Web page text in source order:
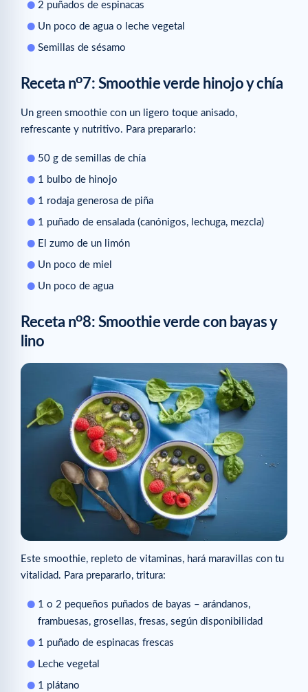
2 puñados de espinacas
Un poco de agua o leche vegetal
Semillas de sésamo
Receta no7: Smoothie verde hinojo y chía
Un green smoothie con un ligero toque anisado,
refrescante y nutritivo. Para prepararlo:
50 g de semillas de chía
1 bulbo de hinojo
1 rodaja generosa de piña
1 puñado de ensalada (canónigos, lechuga, mezcla)
El zumo de un limón
Un poco de miel
Un poco de agua
Receta no8: Smoothie verde con bayas y
lino
Este smoothie, repleto de vitaminas, hará maravillas con tu
vitalidad. Para prepararlo, tritura:
1 o 2 pequeños puñados de bayas – arándanos,
frambuesas, grosellas, fresas, según disponibilidad
1 puñado de espinacas frescas
Leche vegetal
1 plátano